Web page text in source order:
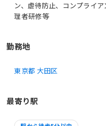
ン、虐待防止、コンプライ
理者研修等
勤務地
東京都 大田区
最寄り駅